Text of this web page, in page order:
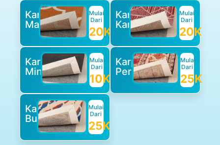
Karpet
Masjid
Mulai
Dari
20K
Karpet
Kantor
Mulai
Dari
20K
Karpet
Minimalis
Mulai
Dari
10K
Karpet
Permadani
Mulai
Dari
25K
Karpet
Bulu
Mulai
Dari
25K